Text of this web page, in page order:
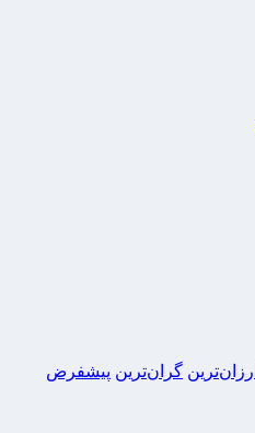
ارزان‌ترین گران‌ترین پیشفرض